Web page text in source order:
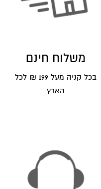
משלוח חינם
בכל קניה מעל 199 ₪ לכל
הארץ